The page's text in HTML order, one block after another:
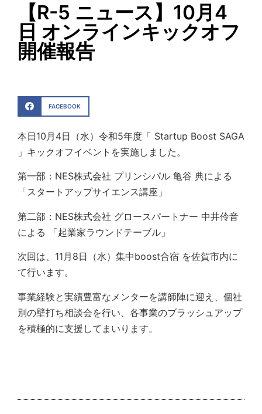
【R-5 ニュース】10月4
日 オンラインキックオフ
開催報告
FACEBOOK
本日10月4日（水）令和5年度「 Startup Boost SAGA
」キックオフイベントを実施しました。
第一部：NES株式会社 プリンシパル 亀谷 典による
「スタートアップサイエンス講座」
第二部：NES株式会社 グロースパートナー 中井伶音
による 「起業家ラウンドテーブル」
次回は、11月8日（水）集中boost合宿 を佐賀市内に
て行います。
事業経験と実績豊富なメンターを講師陣に迎え、個社
別の壁打ち相談会を行い、各事業のブラッシュアップ
を積極的に支援してまいります。